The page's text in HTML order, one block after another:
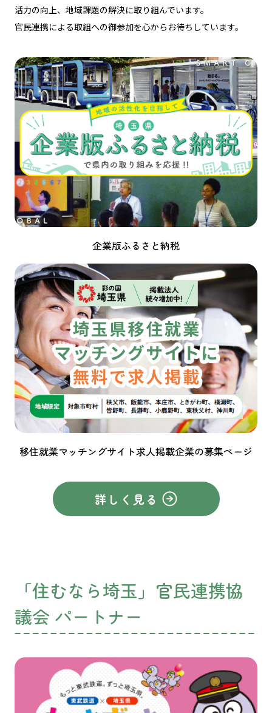
活力の向上、地域課題の解決に取り組んでいます。
官民連携による取組への御参加を心からお待ちしています。
企業版ふるさと納税
移住就業マッチングサイト求人掲載企業の募集ページ
詳しく見る
「住むなら埼玉」官民連携協
議会 パートナー